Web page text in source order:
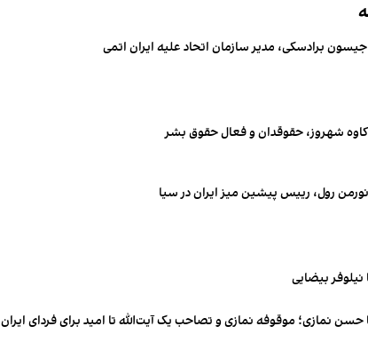
برادسکی، مدیر سازمان اتحاد علیه ایران اتمی
شهروز، حقوقدان و فعال حقوق بشر
رول، رییس پیشین میز ایران در سیا
بیضایی
نمازی؛ موقوفه نمازی و تصاحب یک آیت‌الله تا امید برای فردای ایران